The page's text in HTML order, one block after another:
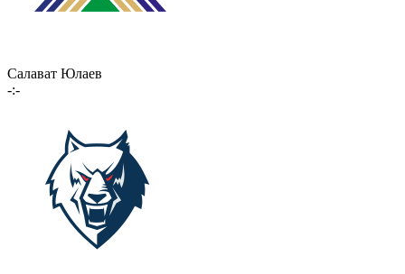
Салават Юлаев
-:-